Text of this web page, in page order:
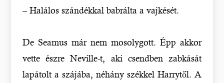
– Halálos szándékkal babrálta a vajkését.
De Seamus már nem mosolygott. Épp akkor
vette észre Neville-t, aki csendben zabkását
lapátolt a szájába, néhány székkel Harrytől. A